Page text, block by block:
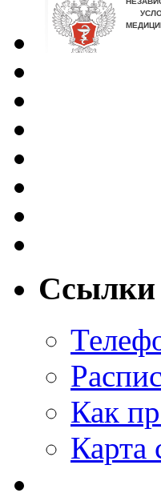
Ссылки
Как
Карта